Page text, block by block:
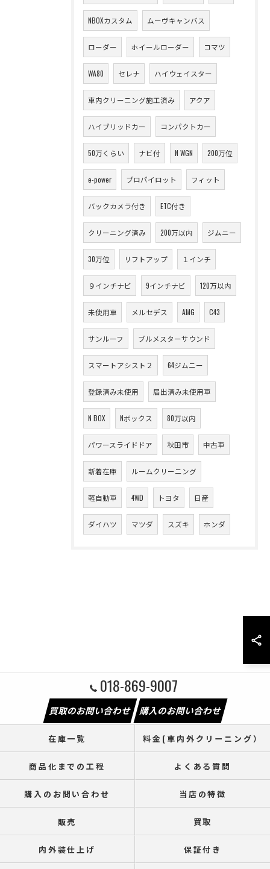
NBOXカスタム ムーヴキャンバス
ローダー ホイールローダー コマツ
WA80 セレナ ハイウェイスター
車内クリーニング施工済み アクア
ハイブリッドカー コンパクトカー
50万くらい ナビ付 N WGN 200万位
e-power プロパイロット フィット
バックカメラ付き ETC付き
クリーニング済み 200万以内 ジムニー
30万位 リフトアップ １インチ
９インチナビ 9インチナビ 120万以内
未使用車 メルセデス AMG C43
サンルーフ ブルメスターサウンド
スマートアシスト２ 64ジムニー
登録済み未使用 届出済み未使用車
N BOX Nボックス 80万以内
パワースライドドア 秋田市 中古車
新着在庫 ルームクリーニング
軽自動車 4WD トヨタ 日産
ダイハツ マツダ スズキ ホンダ
018-869-9007
買取のお問い合わせ 購入のお問い合わせ
在庫一覧 料金(車内外クリーニング）
商品化までの工程 よくある質問
購入のお問い合わせ 当店の特徴
販売 買取
内外装仕上げ 保証付き